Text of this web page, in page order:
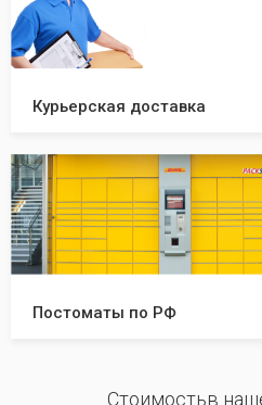
Курьерская доставка
Постоматы по РФ
Стоимостьв